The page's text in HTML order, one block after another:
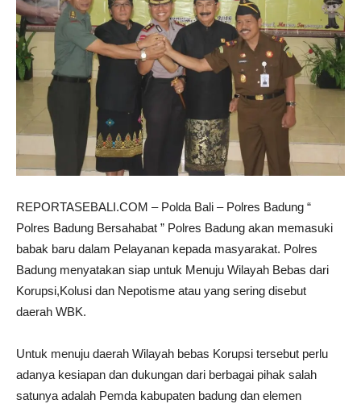
REPORTASEBALI.COM – Polda Bali – Polres Badung “
Polres Badung Bersahabat ” Polres Badung akan memasuki
babak baru dalam Pelayanan kepada masyarakat. Polres
Badung menyatakan siap untuk Menuju Wilayah Bebas dari
Korupsi,Kolusi dan Nepotisme atau yang sering disebut
daerah WBK.
Untuk menuju daerah Wilayah bebas Korupsi tersebut perlu
adanya kesiapan dan dukungan dari berbagai pihak salah
satunya adalah Pemda kabupaten badung dan elemen